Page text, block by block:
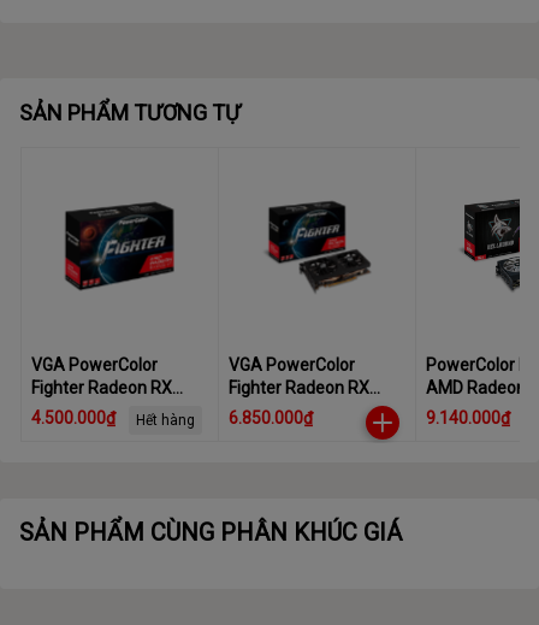
SẢN PHẨM TƯƠNG TỰ
VGA PowerColor
Fighter Radeon RX
6500 XT 4GB GDDR6
4.500.000₫ Hết hàng
VGA PowerColor
Fighter Radeon RX
6600 8GB GDDR6
(AXRX 6600 8GBD6-
6.850.000₫
PowerColor
AMD Radeon
7600XT
9.140.000₫
SẢN PHẨM CÙNG PHÂN KHÚC GIÁ